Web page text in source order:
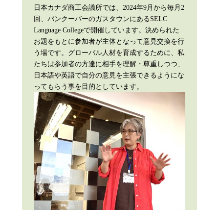
日本カナダ商工会議所では、2024年9月から毎月2
回、バンクーバーのガスタウンにあるSELC
Language Collegeで開催しています。決められた
お題をもとに参加者が主体となって意見交換を行
う場です。グローバル人材を育成するために、私
たちは参加者の方達に相手を理解・尊重しつつ、
日本語や英語で自分の意見を主張できるようにな
ってもらう事を目的としています。